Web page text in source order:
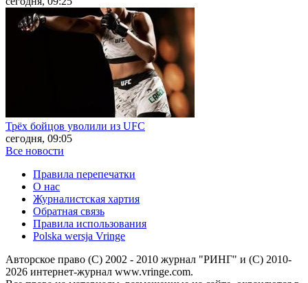
Трёх бойцов уволили из UFC
сегодня, 09:05
Все новости
Правила перепечатки
О нас
Журналистская хартия
Обратная связь
Правила использования
Polska wersja Vringe
Авторское право (С) 2002 - 2010 журнал "РИНГ" и (С) 2010-
2026 интернет-журнал www.vringe.com.